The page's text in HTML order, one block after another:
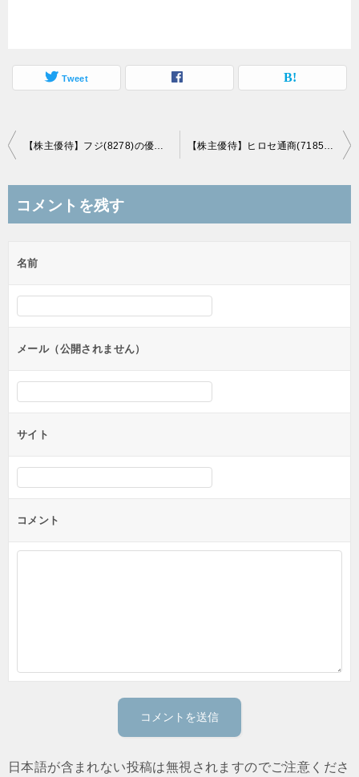
Tweet
投
ビ
ー
シ
ン
【株主優待】フジ(8278)の優待商品到着！PB商品2,000円相当！ 【株主優待】ヒロセ通商(7185)の優待商品到着！10,000円相当のキャンペーン商品！
コメントを残す
名前
メール（公開されません）
サイト
コメント
日本語が含まれない投稿は無視されますのでご注意くださ